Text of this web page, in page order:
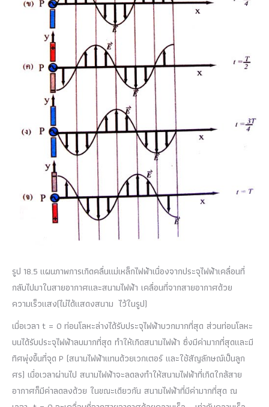
รูป 18.5 แผนภาพการเกิดคลื่นแม่เหล็กไฟฟ้าเนื่องจากประจุไฟฟ้าเคลื่อนที่
กลับไปมาในสายอากาศและสนามไฟฟ้า เคลื่อนที่จากสายอากาศด้วย
ความเร็วแสง(ไม่ได้แสดงสนาม ไว้ในรูป)
เมื่อเวลา t = 0 ท่อนโลหะล่างได้รับประจุไฟฟ้าบวกมากที่สุด ส่วนท่อนโลหะ
บนได้รับประจุไฟฟ้าลบมากที่สุด ทำให้เกิดสนามไฟฟ้า ซึ่งมีค่ามากที่สุดและมี
ทิศพุ่งขึ้นที่จุด P (สนามไฟฟ้าแทนด้วยเวกเตอร์ และใช้สัญลักษณ์เป็นลูก
ศร) เมื่อเวลาผ่านไป สนามไฟฟ้าจะลดลงทำให้สนามไฟฟ้าที่เกิดใกล้สาย
อากาศก็มีค่าลดลงด้วย ในขณะเดียวกัน สนามไฟฟ้าที่มีค่ามากที่สุด ณ